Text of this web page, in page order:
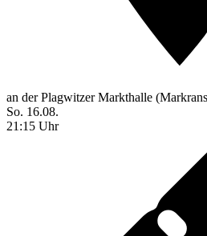
an der Plagwitzer Markthalle
So. 16.08.
21:15 Uhr